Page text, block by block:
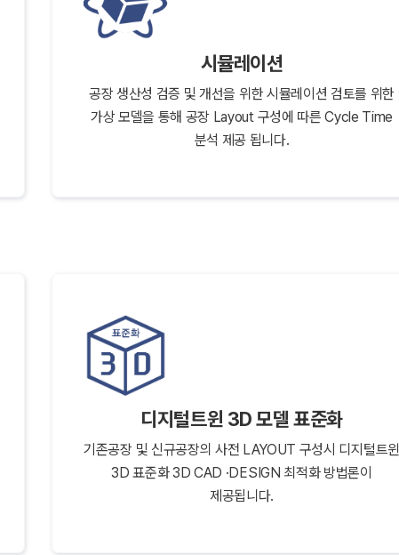
시뮬레이션
공장 생산성 검증 및 개선을 위한 시뮬레이션 검토를 위한
가상 모델을 통해 공장 Layout 구성에 따른 Cycle Time
분석 제공 됩니다.
디지털트윈 3D 모델 표준화
기존공장 및 신규공장의 사전 LAYOUT 구성시 디지털트윈
3D 표준화 3D CAD ·DESIGN 최적화 방법론이
제공됩니다.